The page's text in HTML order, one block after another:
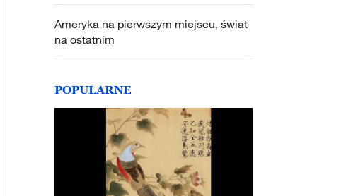
Ameryka na pierwszym miejscu, świat
na ostatnim
POPULARNE